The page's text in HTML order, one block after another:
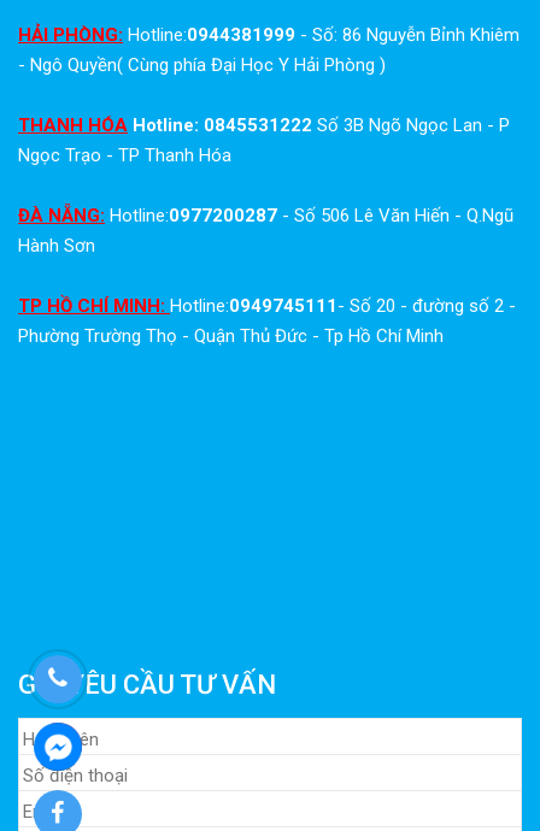
HẢI PHÒNG: Hotline:0944381999 - Số: 86 Nguyễn Bỉnh Khiêm
- Ngô Quyền( Cùng phía Đại Học Y Hải Phòng )
THANH HÓA Hotline: 0845531222 Số 3B Ngõ Ngọc Lan - P
Ngọc Trạo - TP Thanh Hóa
ĐÀ NẴNG: Hotline:0977200287 - Số 506 Lê Văn Hiến - Q.Ngũ
Hành Sơn
TP HỒ CHÍ MINH: Hotline:0949745111- Số 20 - đường số 2 -
Phường Trường Thọ - Quận Thủ Đức - Tp Hồ Chí Minh
GỬI YÊU CẦU TƯ VẤN